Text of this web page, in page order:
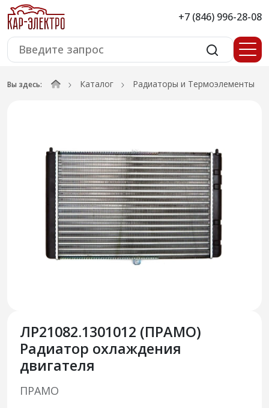
+7 (846) 996-28-08
Вы здесь: Каталог Радиаторы и Термоэлементы
ЛР21082.1301012 (ПРАМО)
Радиатор охлаждения
двигателя
ПРАМО